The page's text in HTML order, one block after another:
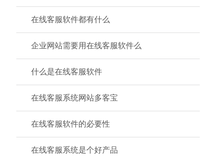
在线客服软件都有什么
企业网站需要用在线客服软件么
什么是在线客服软件
在线客服系统网站多客宝
在线客服软件的必要性
在线客服系统是个好产品